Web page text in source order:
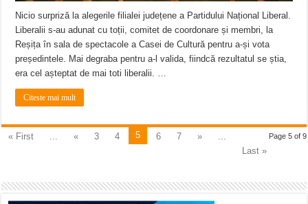
Nicio surpriză la alegerile filialei județene a Partidului Național Liberal.
Liberalii s-au adunat cu toții, comitet de coordonare și membri, la
Reșița în sala de spectacole a Casei de Cultură pentru a-și vota
președintele. Mai degraba pentru a-l valida, fiindcă rezultatul se știa,
era cel așteptat de mai toti liberalii. …
Citeste mai mult
Page 5 of 9
« First « 3 4 5 6 7 »
Last »